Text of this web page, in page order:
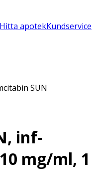
Hitta apotekKundservice
SUN
inf-
mg/ml, 1